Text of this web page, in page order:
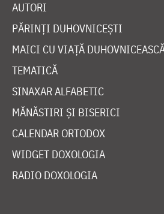
AUTORI
PĂRINȚI DUHOVNICEȘTI
MAICI CU VIAȚĂ
TEMATICĂ
SINAXAR ALFABETIC
MĂNĂSTIRI ȘI BISERICI
CALENDAR ORTODOX
WIDGET DOXOLOGIA
RADIO DOXOLOGIA